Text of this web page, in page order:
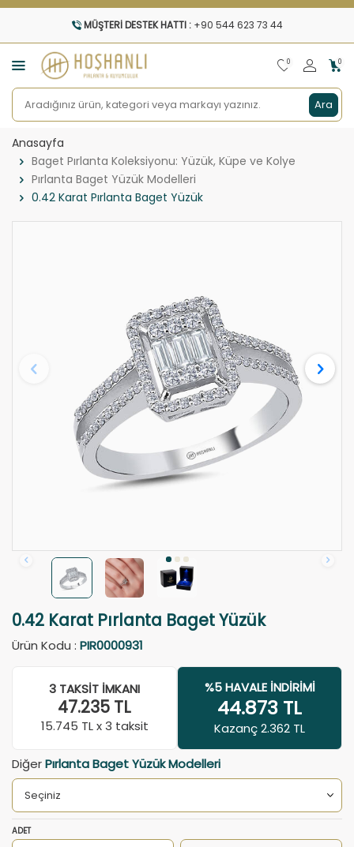
MÜŞTERI DESTEK HATTI : +90 544 623 73 44
Ara
0 0
Anasayfa
Baget Pırlanta Koleksiyonu: Yüzük, Küpe ve Kolye
Pırlanta Baget Yüzük Modelleri
0.42 Karat Pırlanta Baget Yüzük
0.42 Karat Pırlanta Baget Yüzük
Ürün Kodu : PIR0000931
3 TAKSIT İMKANI
47.235 TL
15.745 TL x 3 taksit
%5 HAVALE İNDIRIMI
44.873 TL
Kazanç 2.362 TL
DiğerPırlanta Baget Yüzük Modelleri
ADET